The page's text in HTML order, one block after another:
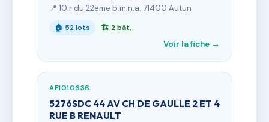
📍 10 r du 22eme b.m.n.a. 71400 Autun
🏠 52 lots 🏗 2 bât.
Voir la fiche →
AF1010636
5276SDC 44 AV CH DE GAULLE 2 ET 4
RUE B RENAULT